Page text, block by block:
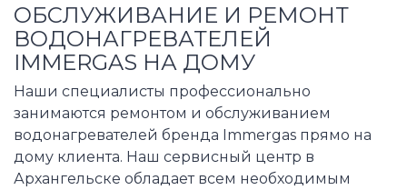
ОБСЛУЖИВАНИЕ И РЕМОНТ
ВОДОНАГРЕВАТЕЛЕЙ
IMMERGAS НА ДОМУ
Наши специалисты профессионально
занимаются ремонтом и обслуживанием
водонагревателей бренда Immergas прямо на
дому клиента. Наш сервисный центр в
Архангельске обладает всем необходимым